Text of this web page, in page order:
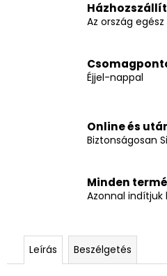
Az ország
Éjjel-nappal
Online és
Biztonságosan
Minden
Azonnal indítjuk
Leírás Beszélgetés